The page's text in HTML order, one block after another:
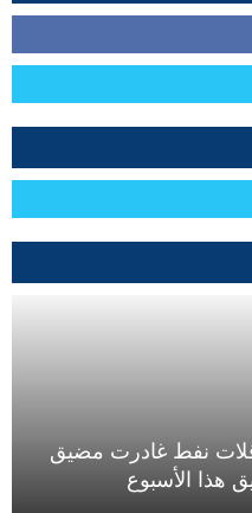
كيبلر لتتبع السفن: 6 ناقلات نفط غادرت مضيق